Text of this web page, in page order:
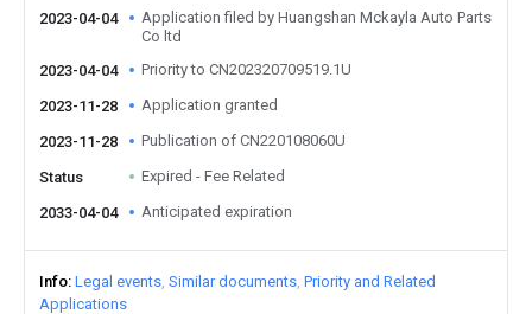
2023-04-04
Application filed by Huangshan Mckayla Auto Parts
Co ltd
2023-04-04
Priority to CN202320709519.1U
2023-11-28 Application granted
2023-11-28 Publication of CN220108060U
Status Expired - Fee Related
2033-04-04 Anticipated expiration
Info Legal events Similar documents Priority and Related
Applications